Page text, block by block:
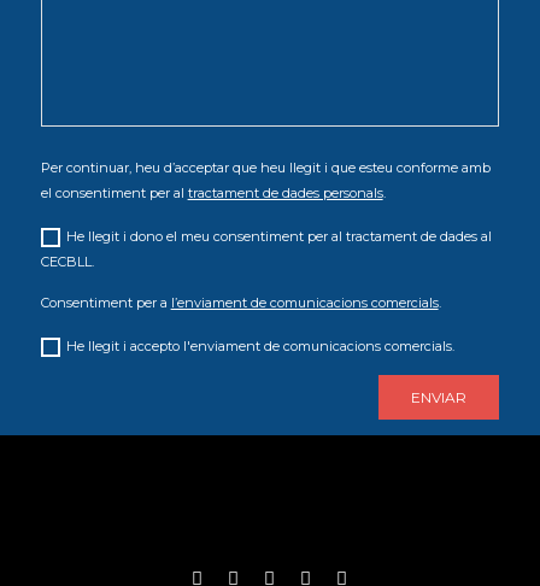
Per continuar, heu d’acceptar que heu llegit i que esteu conforme amb
el consentiment per al tractament de dades personals.
He llegit i dono el meu consentiment per al tractament de dades al
CECBLL.
Consentiment per a l’enviament de comunicacions comercials.
He llegit i accepto l'enviament de comunicacions comercials.